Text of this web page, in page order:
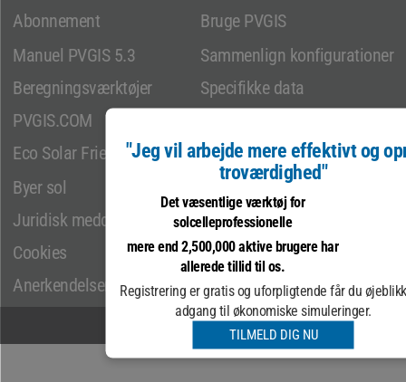
"Jeg vil arbejde mere effektivt og
troværdighed"
Det væsentlige værktøj for
solcelleprofessionelle
mere end 2,500,000 aktive brugere har
allerede tillid til os.
Registrering er gratis og uforpligtende får du
adgang til økonomiske simuleringer.
TILMELD DIG NU
Abonnement
Manuel PVGIS 5.3
Beregningsværktøjer
PVGIS.COM
Eco Solar Friendly
Byer sol
Juridisk meddelelse
Cookies
Anerkendelser
Bruge PVGIS
Sammenlign konfigurationer
Specifikke data
Sitemap
* Aktive brugere over hele verden
Kilde: Analytics.google.com
© COPYRIGHT 2026